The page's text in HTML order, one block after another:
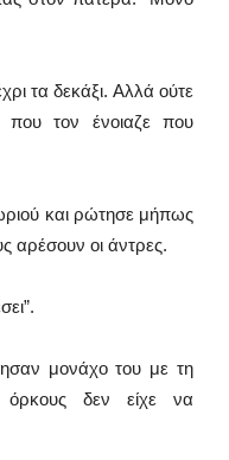
τα δεκάξι. Αλλά ούτε
που τον ένοιαζε που
και ρώτησε μήπως
αρέσουν οι άντρες.
μονάχο του με τη
όρκους δεν είχε να